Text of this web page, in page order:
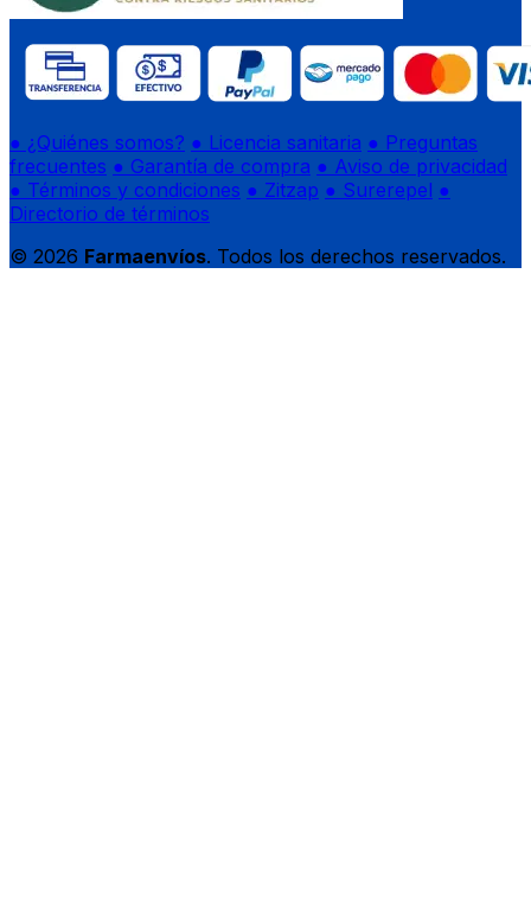
● ¿Quiénes somos? ● Licencia sanitaria ● Preguntas
frecuentes ● Garantía de compra ● Aviso de privacidad
● Términos y condiciones ● Zitzap ● Surerepel ●
Directorio de términos
© 2026 Farmaenvíos. Todos los derechos reservados.